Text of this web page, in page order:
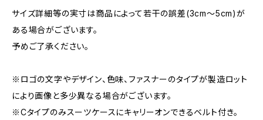
サイズ詳細等の実寸は商品によって若干の誤差(3cm〜5cm)が
ある場合がございます。
予めご了承ください。
※ロゴの文字やデザイン、色味、ファスナーのタイプが製造ロット
により画像と多少異なる場合がございます。
※Cタイプのみスーツケースにキャリーオンできるベルト付き。